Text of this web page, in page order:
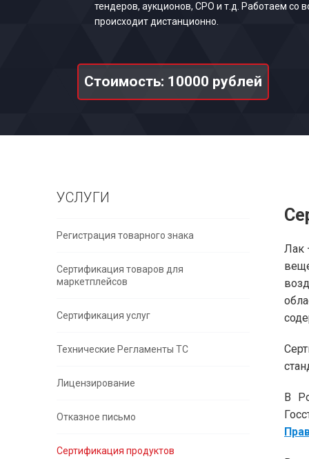
тендеров, аукционов, СРО и т.д. Работаем со
происходит дистанционно.
Стоимость: 10000 рублей
УСЛУГИ
Регистрация товарного знака
Сертификация товаров для
маркетплейсов
Сертификация услуг
Технические Регламенты ТС
Лицензирование
Отказное письмо
Сертификация продуктов
Лак
В